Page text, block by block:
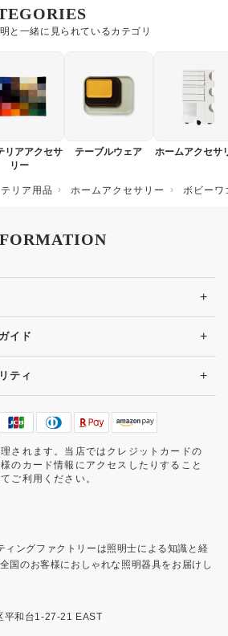
と一緒に見られているカテゴリ
リアアクセサ
リー
テーブルウェア ホームアクセサ
リア用品 ホームアクセサリー ボビーワ
+
イド +
ティ +
されます。当店ではクレジットカードの
のカード情報にアクセスしたりすること
ご利用ください。
ィングファクトリーは照明士による知識と経
国のお客様におしゃれな照明器具をお届けし
平和台1-27-21 EAST